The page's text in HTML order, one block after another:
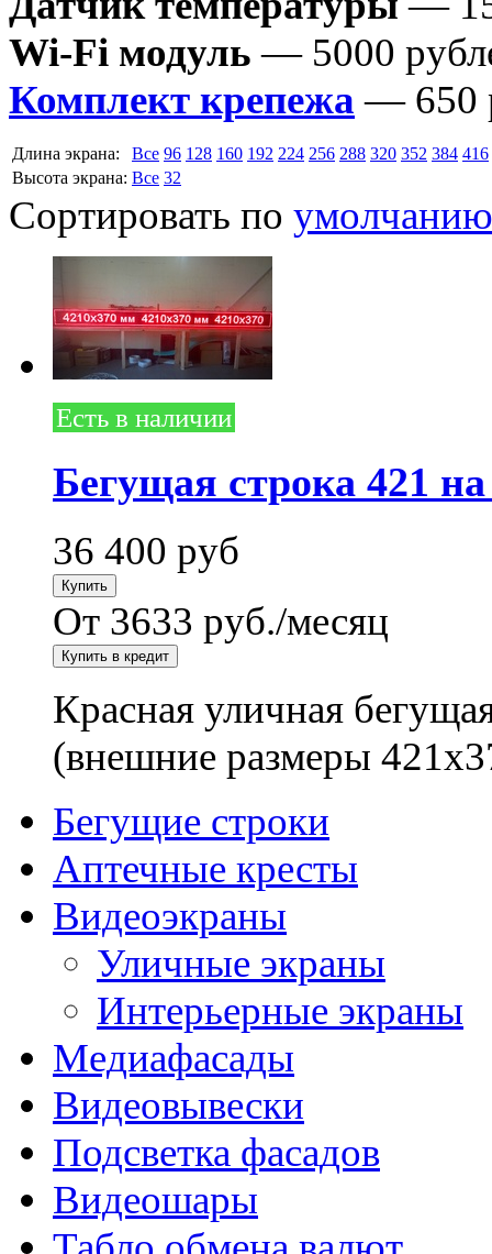
Wi-Fi модуль — 5000
Комплект крепежа — 650
Длина экрана: Все 96 128 160 192 224 256 288 320 352 384 416
Высота экрана: Все 32
Сортировать по умолчанию
Есть в наличии
Бегущая строка 421
36 400 руб
От 3633 руб./месяц
Красная уличная
(внешние размеры
Бегущие строки
Аптечные кресты
Видеоэкраны
Уличные экраны
Интерьерные экраны
Медиафасады
Видеовывески
Подсветка фасадов
Видеошары